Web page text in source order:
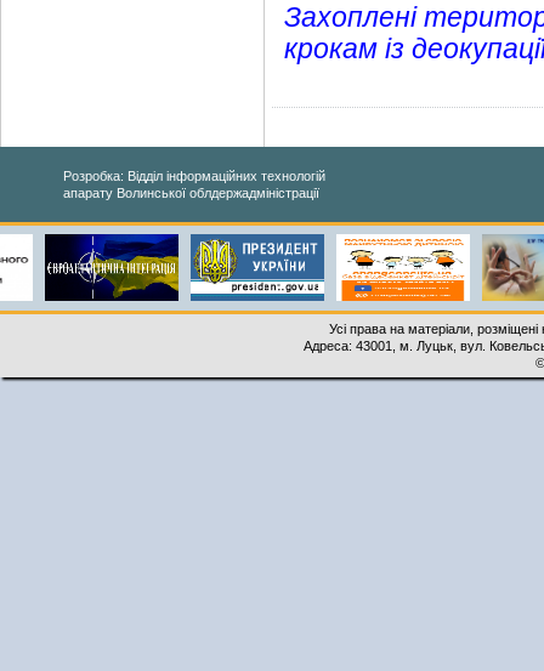
Захоплені
крокам із
Розробка: Відділ інформаційних технологій
апарату Волинської облдержадміністрації
Усі права на матеріали,
Адреса: 43001, м. Луцьк, вул.